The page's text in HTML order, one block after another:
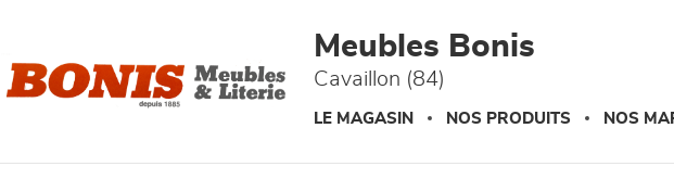
Meubles Bonis
Cavaillon (84)
LE MAGASIN NOS PRODUITS NOS